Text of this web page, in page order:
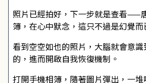
照片已經拍好，下一步就是查看——
簿，在心中默念，這只不過是幻覺而
看到空空如也的照片，大腦就會意
的，進而開啟自我恢復機制。
打開手機相簿，隨著圖片彈出，一